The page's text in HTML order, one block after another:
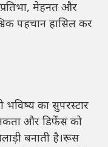
मेहनत और
पहचान हासिल कर
भविष्य का सुपरस्टार
और डिफेंस को
बनाती है।रूस